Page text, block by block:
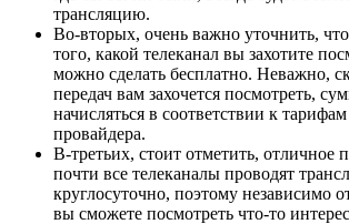
трансляцию.
Во-вторых, очень важно уточнить,
того, какой телеканал вы захотите
можно сделать бесплатно. Неважно,
передач вам захочется посмотреть,
начисляться в соответствии к
провайдера.
В-третьих, стоит отметить, отличное
почти все телеканалы проводят
круглосуточно, поэтому независимо
вы сможете посмотреть что-то